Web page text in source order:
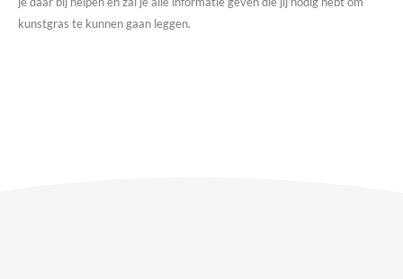
kunstgras te kunnen gaan leggen.